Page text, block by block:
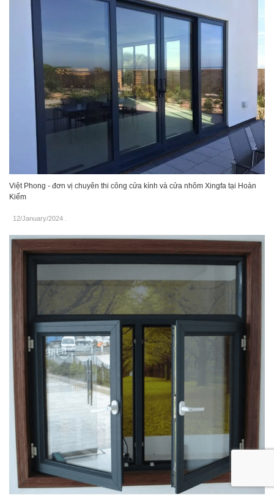
Việt Phong - đơn vị chuyên thi công cửa kính và cửa nhôm Xingfa tại Hoàn
Kiếm
12/January/2024